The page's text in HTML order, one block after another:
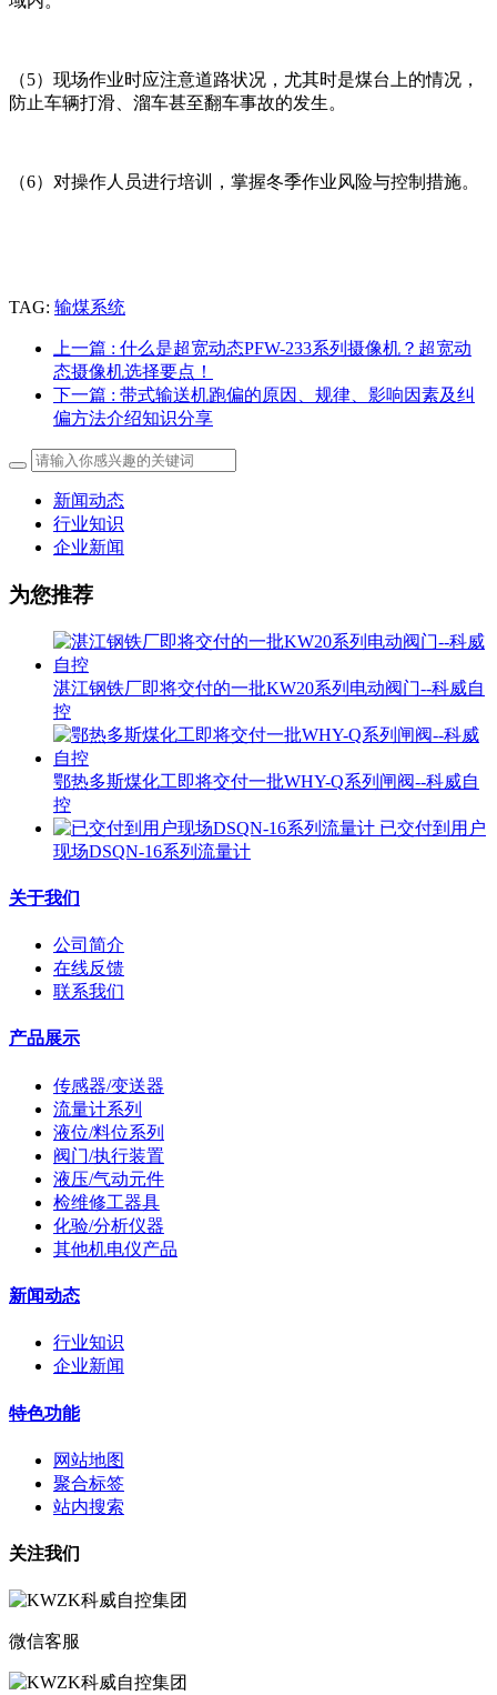
（5）现场作业时应注意道路状况，尤其时是煤台上的情况，
防止车辆打滑、溜车甚至翻车事故的发生。
（6）对操作人员进行培训，掌握冬季作业风险与控制措施。
TAG: 输煤系统
上一篇 : 什么是超宽动态PFW-233系列摄像机？超宽动
态摄像机选择要点！
下一篇 : 带式输送机跑偏的原因、规律、影响因素及纠
偏方法介绍知识分享
新闻动态
行业知识
企业新闻
为您推荐
湛江钢铁厂即将交付的一批KW20系列电动阀门--科威自
控
鄂热多斯煤化工即将交付一批WHY-Q系列闸阀--科威自
控
已交付到用户
现场DSQN-16系列流量计
关于我们
公司简介
在线反馈
联系我们
产品展示
传感器/变送器
流量计系列
液位/料位系列
阀门/执行装置
液压/气动元件
检维修工器具
化验/分析仪器
其他机电仪产品
新闻动态
行业知识
企业新闻
特色功能
网站地图
聚合标签
站内搜索
关注我们
微信客服